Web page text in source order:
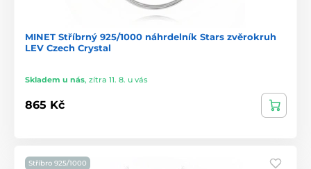
MINET Stříbrný 925/1000 náhrdelník Stars zvěrokruh
LEV Czech Crystal
Skladem u nás, zítra 11. 8. u vás
865 Kč
Stříbro 925/1000